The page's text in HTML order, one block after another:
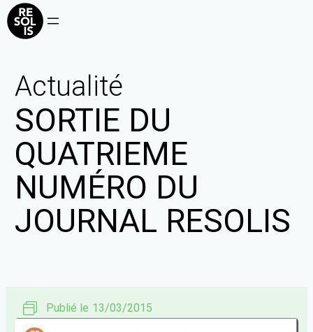
Actualité
SORTIE DU
QUATRIEME
NUMÉRO DU
JOURNAL RESOLIS
Publié le 13/03/2015